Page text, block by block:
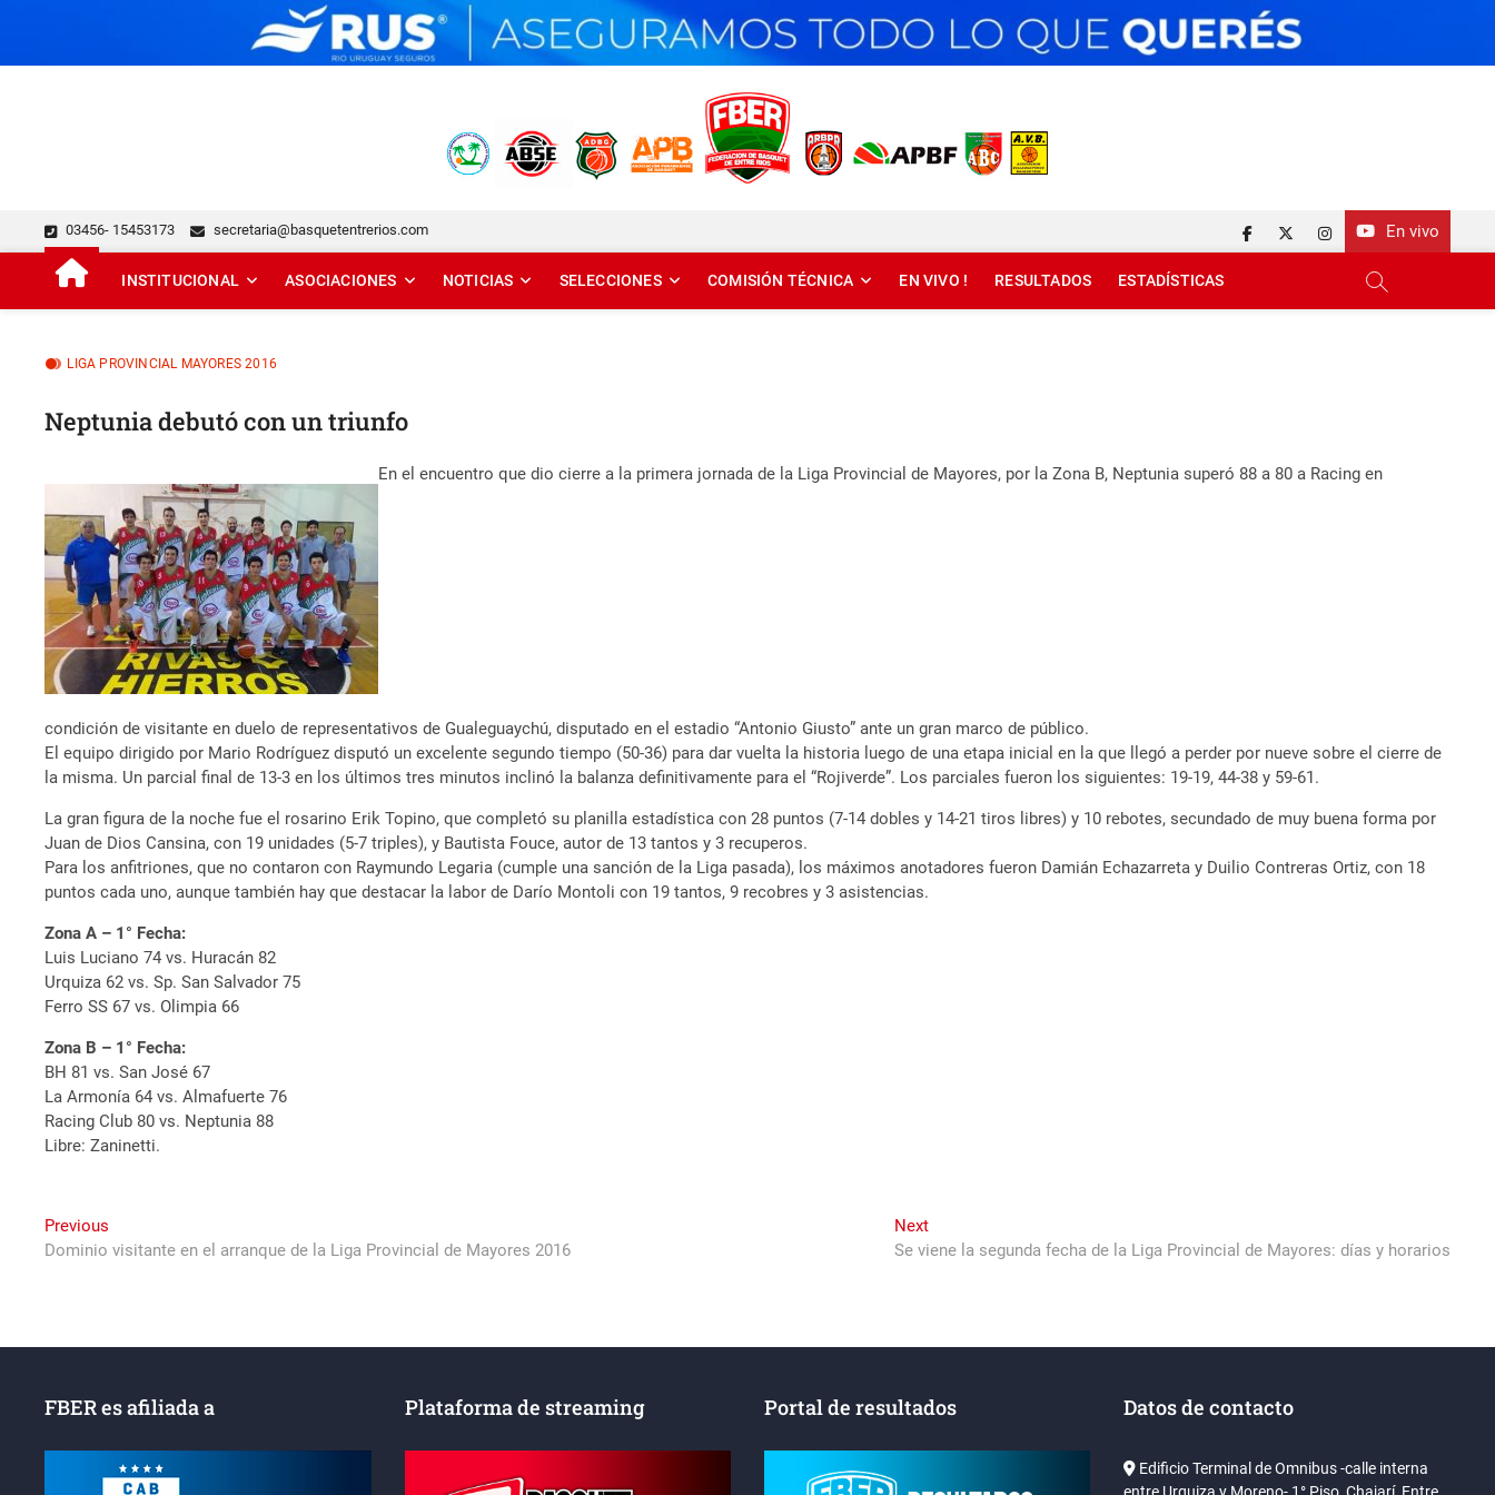
FEDERACIÓN DE BÁSQUET DE ENTRE RÍOS
03456- 15453173 secretaria@basquetentrerios.com En vivo
facebook
twitterinstagram
INSTITUCIONAL ASOCIACIONES NOTICIAS SELECCIONES COMISIÓN TÉCNICA EN VIVO ! RESULTADOS ESTADÍSTICAS
LIGA PROVINCIAL MAYORES 2016
Neptunia debutó con un triunfo
En el encuentro que dio cierre a la primera jornada de la Liga Provincial de Mayores, por la Zona B, Neptunia superó 88 a 80 a Racing en
condición de visitante en duelo de representativos de Gualeguaychú, disputado en el estadio “Antonio Giusto” ante un gran marco de público.
El equipo dirigido por Mario Rodríguez disputó un excelente segundo tiempo (50-36) para dar vuelta la historia luego de una etapa inicial en la que llegó a perder por nueve sobre el cierre de
la misma. Un parcial final de 13-3 en los últimos tres minutos inclinó la balanza definitivamente para el “Rojiverde”. Los parciales fueron los siguientes: 19-19, 44-38 y 59-61.
La gran figura de la noche fue el rosarino Erik Topino, que completó su planilla estadística con 28 puntos (7-14 dobles y 14-21 tiros libres) y 10 rebotes, secundado de muy buena forma por
Juan de Dios Cansina, con 19 unidades (5-7 triples), y Bautista Fouce, autor de 13 tantos y 3 recuperos.
Para los anfitriones, que no contaron con Raymundo Legaria (cumple una sanción de la Liga pasada), los máximos anotadores fueron Damián Echazarreta y Duilio Contreras Ortiz, con 18
puntos cada uno, aunque también hay que destacar la labor de Darío Montoli con 19 tantos, 9 recobres y 3 asistencias.
Zona A – 1° Fecha:
Luis Luciano 74 vs. Huracán 82
Urquiza 62 vs. Sp. San Salvador 75
Ferro SS 67 vs. Olimpia 66
Zona B – 1° Fecha:
BH 81 vs. San José 67
La Armonía 64 vs. Almafuerte 76
Racing Club 80 vs. Neptunia 88
Libre: Zaninetti.
Navegación
de
Previous
post:
Dominio visitante en el arranque de la Liga Provincial de Mayores 2016
NextNext
post:
Se viene la segunda fecha de la Liga Provincial de Mayores: días y horarios
FBER es afiliada a Plataforma de streaming Portal de resultados Datos de contacto
Edificio Terminal de Omnibus -calle interna